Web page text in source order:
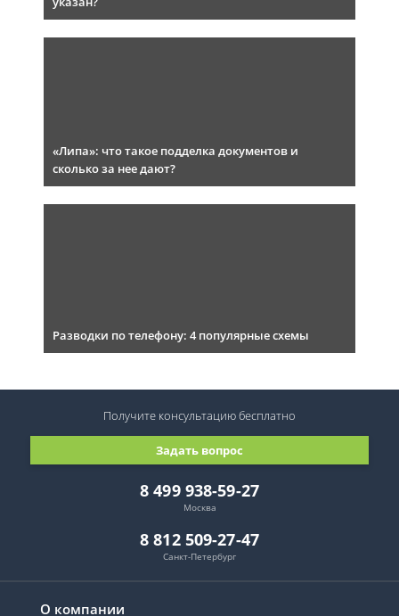
«Липа»: что такое подделка документов и
сколько за нее дают?
Разводки по телефону: 4 популярные схемы
О компании
8 499 938-59-27
Москва
8 812 509-27-47
Санкт-Петербург
Задать вопрос
Получите консультациюбесплатно